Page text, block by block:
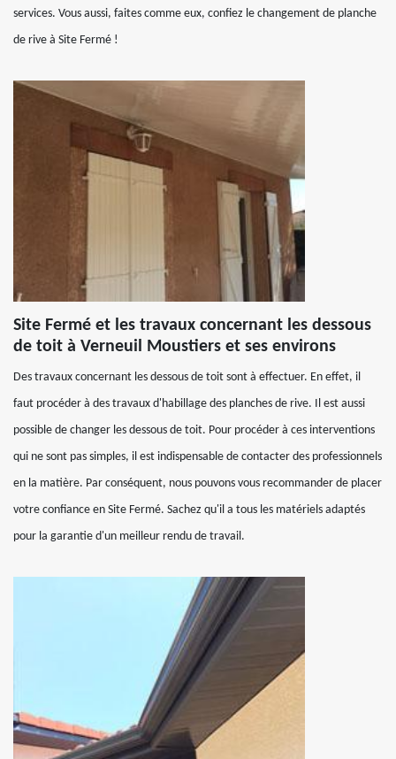
services. Vous aussi, faites comme eux, confiez le changement de planche
de rive à Site Fermé !
Site Fermé et les travaux concernant les dessous
de toit à Verneuil Moustiers et ses environs
Des travaux concernant les dessous de toit sont à effectuer. En effet, il
faut procéder à des travaux d'habillage des planches de rive. Il est aussi
possible de changer les dessous de toit. Pour procéder à ces interventions
qui ne sont pas simples, il est indispensable de contacter des professionnels
en la matière. Par conséquent, nous pouvons vous recommander de placer
votre confiance en Site Fermé. Sachez qu'il a tous les matériels adaptés
pour la garantie d'un meilleur rendu de travail.